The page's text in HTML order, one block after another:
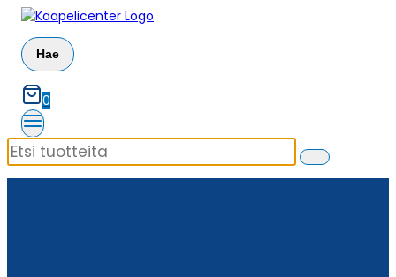
Siirry
sisältöön
Hae
0